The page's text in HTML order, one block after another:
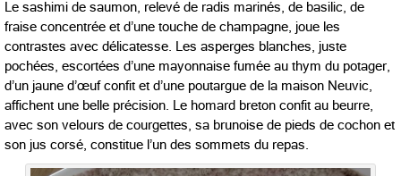
Le sashimi de saumon, relevé de radis marinés, de basilic, de
fraise concentrée et d’une touche de champagne, joue les
contrastes avec délicatesse. Les asperges blanches, juste
pochées, escortées d’une mayonnaise fumée au thym du potager,
d’un jaune d’œuf confit et d’une poutargue de la maison Neuvic,
affichent une belle précision. Le homard breton confit au beurre,
avec son velours de courgettes, sa brunoise de pieds de cochon et
son jus corsé, constitue l’un des sommets du repas.